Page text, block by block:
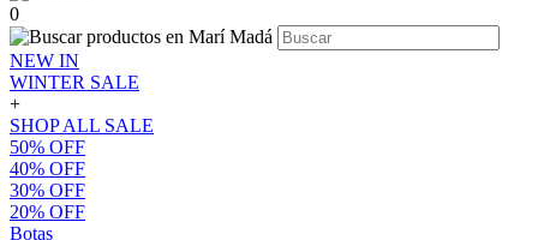
0
NEW IN
WINTER SALE
+
SHOP ALL SALE
50% OFF
40% OFF
30% OFF
20% OFF
Botas